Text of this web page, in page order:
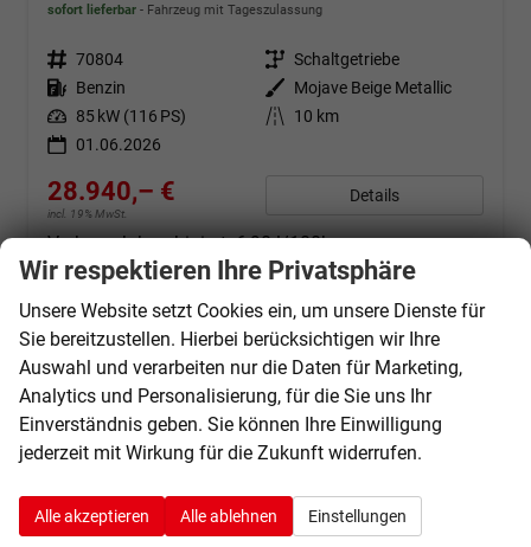
sofort lieferbar Fahrzeug mit Tageszulassung
Fahrzeugnr. 70804 Getriebe Schaltgetriebe
Kraftstoff Benzin Außenfarbe
Mojave Beige Metallic
Leistung 85 kW (116 PS) Kilometerstand
10 km
01.06.2026
28.940,– €
incl. 19% MwSt.
Details
Verbrauch kombiniert:6,90 l/100km
CO2-Klasse: F
-Emissionen:
Wir respektieren Ihre Privatsphäre
Unsere Website setzt Cookies ein, um unsere Dienste für
Sie bereitzustellen. Hierbei berücksichtigen wir Ihre
Auswahl und verarbeiten nur die Daten für Marketing,
Analytics und Personalisierung, für die Sie uns Ihr
Einverständnis geben. Sie können Ihre Einwilligung
jederzeit mit Wirkung für die Zukunft widerrufen.
Alle akzeptieren Alle ablehnen Einstellungen